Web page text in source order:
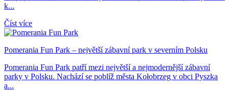
k...
Číst více
Pomerania Fun Park – největší zábavní park v severním Polsku
Pomerania Fun Park patří mezi největší a nejmodernější zábavní
parky v Polsku. Nachází se poblíž města Kołobrzeg v obci Pyszka
a...